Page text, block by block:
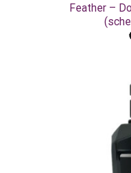
Feather –